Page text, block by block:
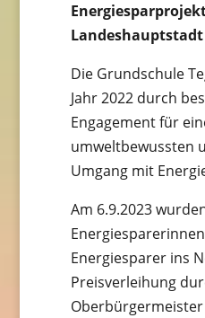
Die Grundschule
Jahr 2022 durch
Engagement für
umweltbewussten
Umgang mit
Am 6.9.2023
Energiesparer ins
Preisverleihung